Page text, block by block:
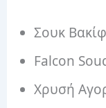
Σουκ
Falcon
Χρυσή